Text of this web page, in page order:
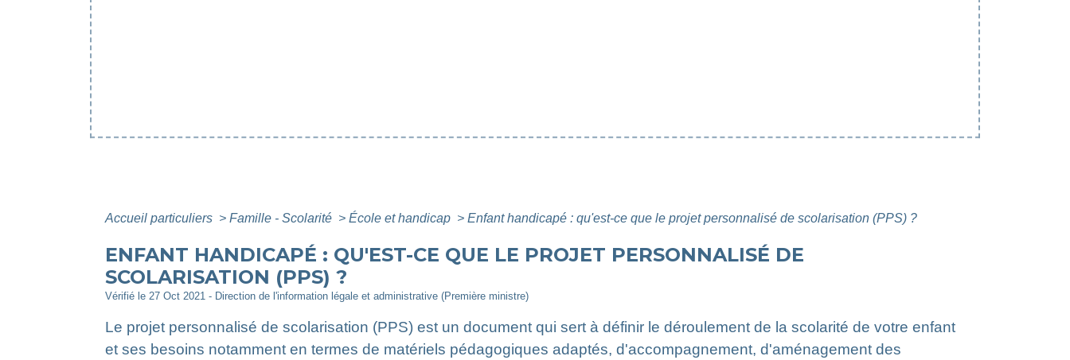
Accueil particuliers > Famille - Scolarité > École et handicap > Enfant handicapé : qu'est-ce que le projet personnalisé de scolarisation (PPS) ?
ENFANT HANDICAPÉ : QU'EST-CE QUE LE PROJET PERSONNALISÉ DE
SCOLARISATION (PPS) ?
Vérifié le 27 Oct 2021 - Direction de l'information légale et administrative (Première ministre)
Le projet personnalisé de scolarisation (PPS) est un document qui sert à définir le déroulement de la scolarité de votre enfant
et ses besoins notamment en termes de matériels pédagogiques adaptés, d'accompagnement, d'aménagement des